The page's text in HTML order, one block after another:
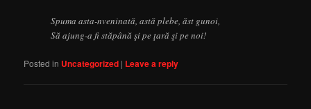
Spuma asta-nveninată, astă plebe, ăst gunoi,
Să ajung-a fi stăpână şi pe ţară şi pe noi!
Posted in Uncategorized | Leave a reply